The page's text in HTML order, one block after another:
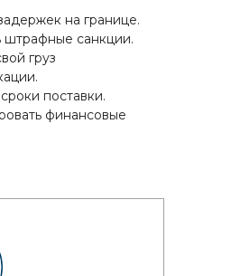
на границе.
штрафные санкции.
груз
поставки.
финансовые